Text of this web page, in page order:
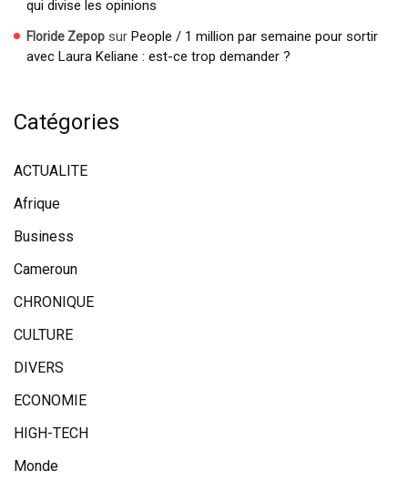
qui divise les opinions
Floride Zepop sur People / 1 million par semaine pour sortir
avec Laura Keliane : est-ce trop demander ?
Catégories
ACTUALITE
Afrique
Business
Cameroun
CHRONIQUE
CULTURE
DIVERS
ECONOMIE
HIGH-TECH
Monde